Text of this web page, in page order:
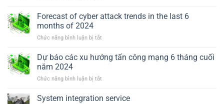
bị
hội
GVC
Forecast of cyber attack trends in the last 6
months of 2024
Chức năng bình luận bị tắt
of
cyber
the
Dự báo các xu hướng tấn công mạng 6 tháng cuối
năm 2024
Chức năng bình luận bị tắt
báo
System integration service